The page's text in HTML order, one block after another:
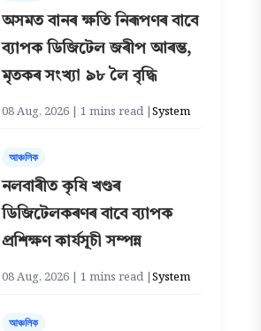
অসমত বানৰ ক্ষতি নিৰূপণৰ বাবে
ব্যাপক ডিজিটেল জৰীপ আৰম্ভ,
মৃতকৰ সংখ্যা ৯৮ লৈ বৃদ্ধি
08 Aug, 2026 | 1 mins read |System
আঞ্চলিক
নলবাৰীত কৃষি খণ্ডৰ
ডিজিটেলকৰণৰ বাবে ব্যাপক
প্ৰশিক্ষণ কাৰ্যসূচী সম্পন্ন
08 Aug, 2026 | 1 mins read |System
আঞ্চলিক